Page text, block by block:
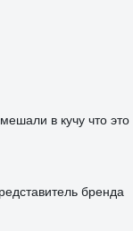
в кучу что это
бренда